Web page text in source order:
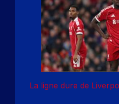
La ligne dure de